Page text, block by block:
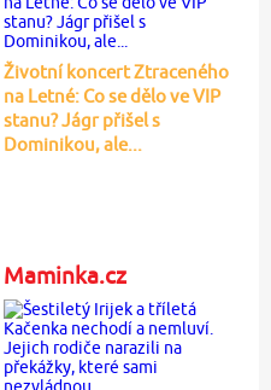
Životní koncert Ztraceného
na Letné: Co se dělo ve VIP
stanu? Jágr přišel s
Dominikou, ale...
Maminka.cz